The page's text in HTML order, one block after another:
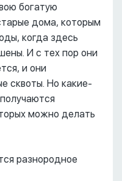
богатую
дома, которым
когда здесь
И с тех пор они
и они
сквоты. Но какие-
можно делать
разнородное